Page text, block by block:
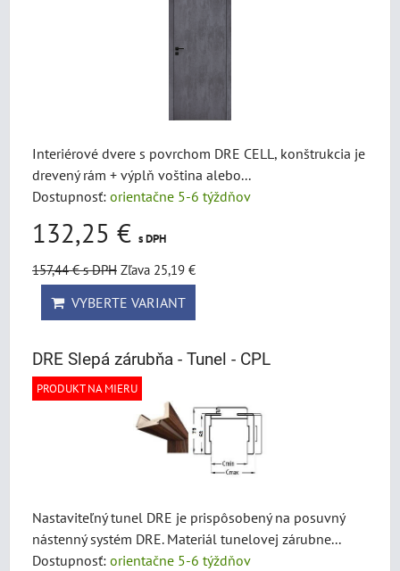
Interiérové dvere s povrchom DRE CELL, konštrukcia je
drevený rám + výplň voština alebo...
Dostupnosť: orientačne 5-6 týždňov
132,25 € s DPH
157,44 €s DPH Zľava 25,19 €
VYBERTE VARIANT
DRE Slepá zárubňa - Tunel - CPL
PRODUKT NA MIERU
Nastaviteľný tunel DRE je prispôsobený na posuvný
nástenný systém DRE. Materiál tunelovej zárubne...
Dostupnosť: orientačne 5-6 týždňov